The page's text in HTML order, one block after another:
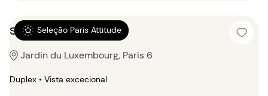
Seleção Paris Attitude
Studio 38m²
Jardin du Luxembourg, Paris 6
Duplex • Vista excecional